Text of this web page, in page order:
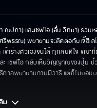
ปภา) และเชฟโอ (อั๋น วิทยา) ร่วม
รรณ) พยายามจะติดต่อกับเจ๊ฮิเด
าร่างตัวเองจนได้ ทุกคนดีใจ ขณะ
เชฟโอ กลับเห็นวิญญาณของปุ้ม ป้
าลพยายามถามผีวารี แต่ก็ไม่ยอ
ม